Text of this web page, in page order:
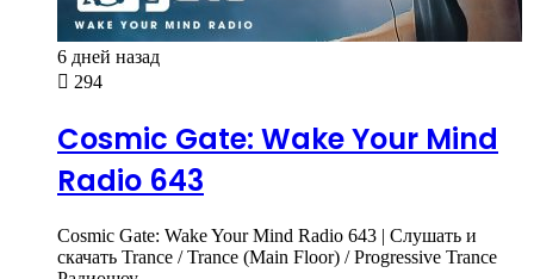
6 дней назад
294
Cosmic Gate: Wake Your Mind
Radio 643
Cosmic Gate: Wake Your Mind Radio 643 | Слушать и
скачать Trance / Trance (Main Floor) / Progressive Trance